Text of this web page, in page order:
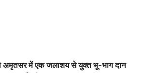
में एक जलाशय से युक्त भू-भाग दान